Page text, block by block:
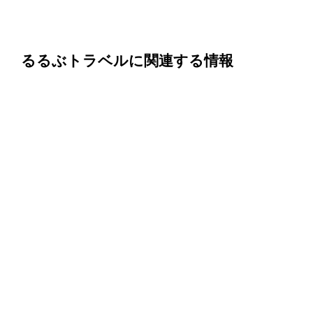
るるぶトラベルに関連する情報